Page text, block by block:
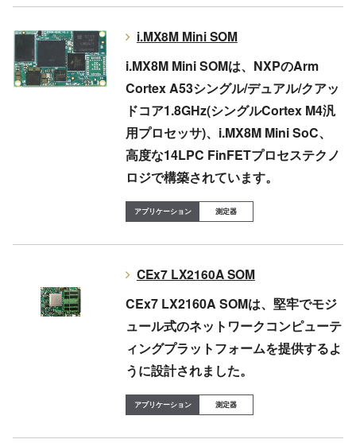
i.MX8M Mini SOM
i.MX8M Mini SOMは、NXPのArm
Cortex A53シングル/デュアル/クアッ
ドコア1.8GHz(シングルCortex M4汎
用プロセッサ)、i.MX8M Mini SoC、
高度な14LPC FinFETプロセステクノ
ロジで構築されています。
測定器
CEx7 LX2160A SOM
CEx7 LX2160A SOMは、堅牢でモジ
ュール式のネットワークコンピューテ
ィングプラットフォームを提供するよ
うに設計されました。
測定器